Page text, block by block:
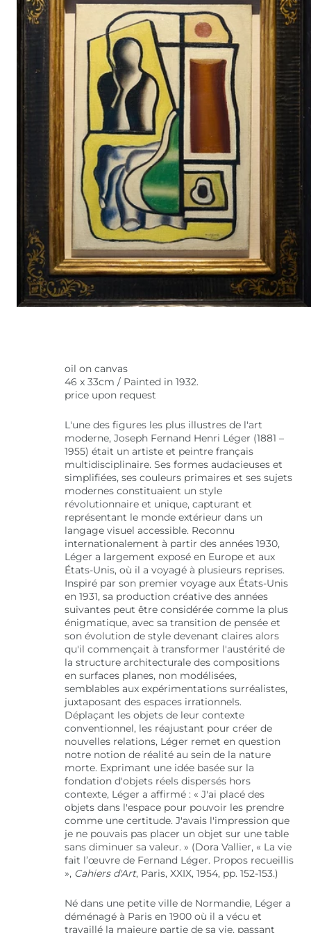
oil on canvas
46 x 33cm / Painted in 1932.
price upon request
L'une des figures les plus illustres de l'art
moderne, Joseph Fernand Henri Léger (1881 –
1955) était un artiste et peintre français
multidisciplinaire. Ses formes audacieuses et
simplifiées, ses couleurs primaires et ses sujets
modernes constituaient un style
révolutionnaire et unique, capturant et
représentant le monde extérieur dans un
langage visuel accessible. Reconnu
internationalement à partir des années 1930,
Léger a largement exposé en Europe et aux
États-Unis, où il a voyagé à plusieurs reprises.
Inspiré par son premier voyage aux États-Unis
en 1931, sa production créative des années
suivantes peut être considérée comme la plus
énigmatique, avec sa transition de pensée et
son évolution de style devenant claires alors
qu'il commençait à transformer l'austérité de
la structure architecturale des compositions
en surfaces planes, non modélisées,
semblables aux expérimentations surréalistes,
juxtaposant des espaces irrationnels.
Déplaçant les objets de leur contexte
conventionnel, les réajustant pour créer de
nouvelles relations, Léger remet en question
notre notion de réalité au sein de la nature
morte. Exprimant une idée basée sur la
fondation d'objets réels dispersés hors
contexte, Léger a affirmé : « J'ai placé des
objets dans l'espace pour pouvoir les prendre
comme une certitude. J'avais l'impression que
je ne pouvais pas placer un objet sur une table
sans diminuer sa valeur. » (Dora Vallier, « La vie
fait l’œuvre de Fernand Léger. Propos recueillis
», Cahiers d'Art, Paris, XXIX, 1954, pp. 152-153.)
Né dans une petite ville de Normandie, Léger a
déménagé à Paris en 1900 où il a vécu et
travaillé la majeure partie de sa vie, passant